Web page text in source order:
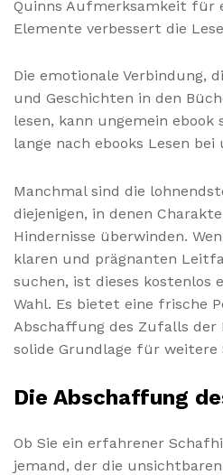
Quinns Aufmerksamkeit für
Elemente verbessert die
Die emotionale Verbindung,
und Geschichten in den
lesen, kann ungemein
lange nach ebooks Lesen bei
Manchmal sind die
diejenigen, in denen
Hindernisse überwinden.
klaren und prägnanten
suchen, ist dieses kostenlos
Wahl. Es bietet eine frische
Abschaffung des Zufalls der
solide Grundlage für weitere
Die Abschaffung
Ob Sie ein erfahrener
jemand, der die